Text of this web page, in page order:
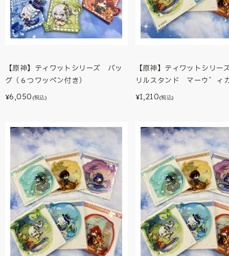
【原神】ティワットシリーズ バッ
グ（６つワッペン付き）
¥6,050 (税込)
【原神】ティワットシリ
リルスタンド マーウ゛ィ
¥1,210(税込)